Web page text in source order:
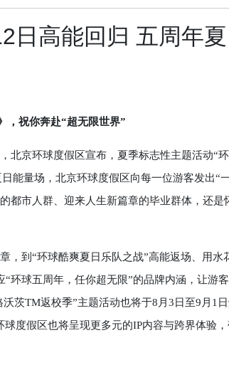
日高能回归 五周年夏
，祝你奔赴“超无限世界”
京环球度假区宣布，夏季标志性主题活动“
能量场，北京环球度假区向每一位游客发出“
都市人群、迎来人生新篇章的毕业群体，还是
到“环球酷爽夏日乐队之战”高能返场、用水
环球五周年，任你超无限”的品牌内涵，让游
茨TM返校季”主题活动也将于8月3日至9月1
度假区也将呈现更多元的IP内容与跨界体验